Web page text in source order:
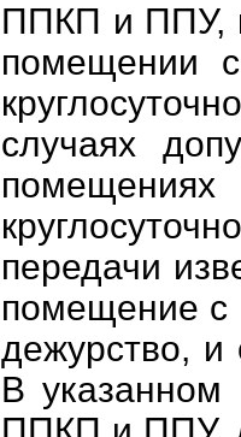
ППКП и ППУ,
помещении
случаях
передачи
помещение с
дежурство, и
В указанном